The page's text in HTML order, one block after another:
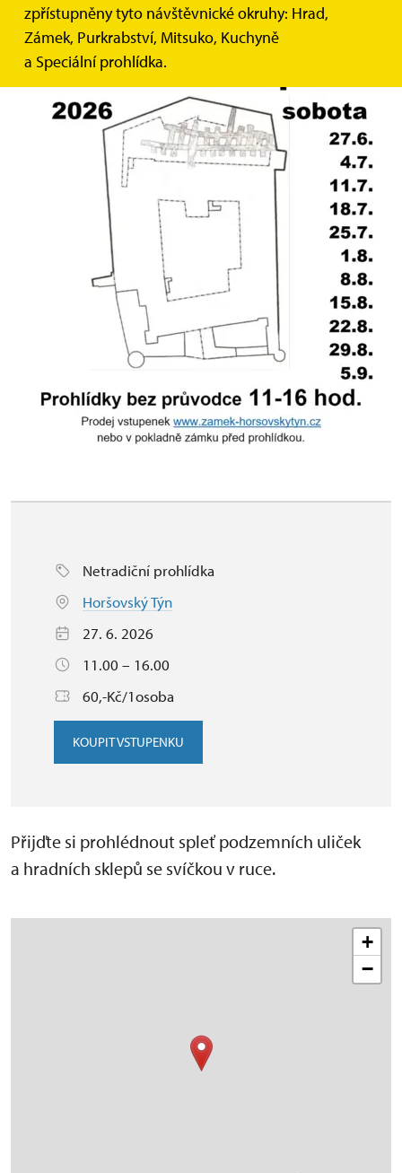
zpřístupněny tyto návštěvnické okruhy: Hrad,
Zámek, Purkrabství, Mitsuko, Kuchyně
a Speciální prohlídka.
Netradiční prohlídka
Horšovský Týn
27. 6. 2026
11.00 – 16.00
60,-Kč/1osoba
KOUPIT VSTUPENKU
Přijďte si prohlédnout spleť podzemních uliček
a hradních sklepů se svíčkou v ruce.
+
−